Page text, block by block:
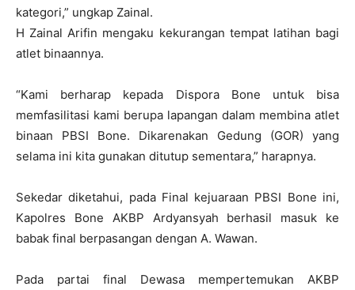
kategori,” ungkap Zainal.
H Zainal Arifin mengaku kekurangan tempat latihan bagi
atlet binaannya.
“Kami berharap kepada Dispora Bone untuk bisa
memfasilitasi kami berupa lapangan dalam membina atlet
binaan PBSI Bone. Dikarenakan Gedung (GOR) yang
selama ini kita gunakan ditutup sementara,” harapnya.
Sekedar diketahui, pada Final kejuaraan PBSI Bone ini,
Kapolres Bone AKBP Ardyansyah berhasil masuk ke
babak final berpasangan dengan A. Wawan.
Pada partai final Dewasa mempertemukan AKBP